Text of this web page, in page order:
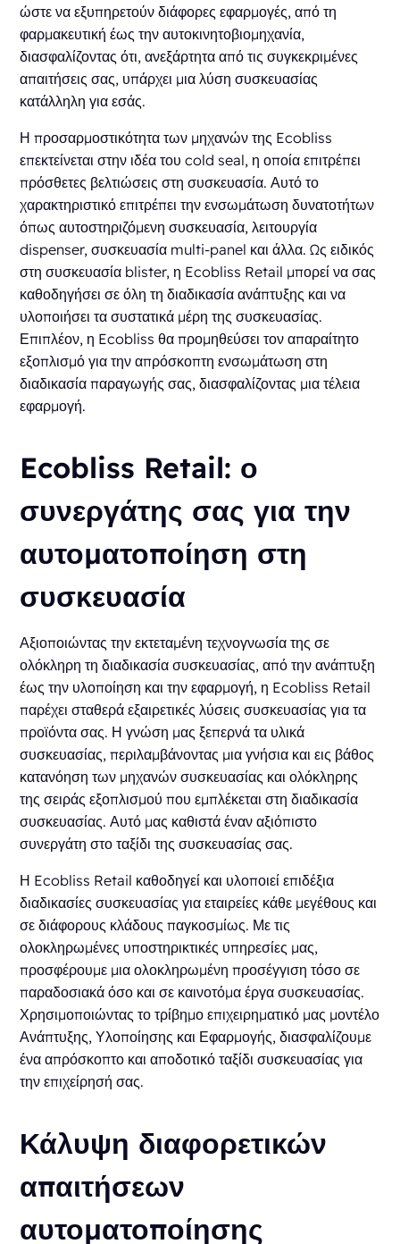
ώστε να εξυπηρετούν διάφορες εφαρμογές, από τη
φαρμακευτική έως την αυτοκινητοβιομηχανία,
διασφαλίζοντας ότι, ανεξάρτητα από τις συγκεκριμένες
απαιτήσεις σας, υπάρχει μια λύση συσκευασίας
κατάλληλη για εσάς.
Η προσαρμοστικότητα των μηχανών της Ecobliss
επεκτείνεται στην ιδέα του cold seal, η οποία επιτρέπει
πρόσθετες βελτιώσεις στη συσκευασία. Αυτό το
χαρακτηριστικό επιτρέπει την ενσωμάτωση δυνατοτήτων
όπως αυτοστηριζόμενη συσκευασία, λειτουργία
dispenser, συσκευασία multi-panel και άλλα. Ως ειδικός
στη συσκευασία blister, η Ecobliss Retail μπορεί να σας
καθοδηγήσει σε όλη τη διαδικασία ανάπτυξης και να
υλοποιήσει τα συστατικά μέρη της συσκευασίας.
Επιπλέον, η Ecobliss θα προμηθεύσει τον απαραίτητο
εξοπλισμό για την απρόσκοπτη ενσωμάτωση στη
διαδικασία παραγωγής σας, διασφαλίζοντας μια τέλεια
εφαρμογή.
Ecobliss Retail: ο
συνεργάτης σας για την
αυτοματοποίηση στη
συσκευασία
Αξιοποιώντας την εκτεταμένη τεχνογνωσία της σε
ολόκληρη τη διαδικασία συσκευασίας, από την ανάπτυξη
έως την υλοποίηση και την εφαρμογή, η Ecobliss Retail
παρέχει σταθερά εξαιρετικές λύσεις συσκευασίας για τα
προϊόντα σας. Η γνώση μας ξεπερνά τα υλικά
συσκευασίας, περιλαμβάνοντας μια γνήσια και εις βάθος
κατανόηση των μηχανών συσκευασίας και ολόκληρης
της σειράς εξοπλισμού που εμπλέκεται στη διαδικασία
συσκευασίας. Αυτό μας καθιστά έναν αξιόπιστο
συνεργάτη στο ταξίδι της συσκευασίας σας.
Η Ecobliss Retail καθοδηγεί και υλοποιεί επιδέξια
διαδικασίες συσκευασίας για εταιρείες κάθε μεγέθους και
σε διάφορους κλάδους παγκοσμίως. Με τις
ολοκληρωμένες υποστηρικτικές υπηρεσίες μας,
προσφέρουμε μια ολοκληρωμένη προσέγγιση τόσο σε
παραδοσιακά όσο και σε καινοτόμα έργα συσκευασίας.
Χρησιμοποιώντας το τρίβημο επιχειρηματικό μας μοντέλο
Ανάπτυξης, Υλοποίησης και Εφαρμογής, διασφαλίζουμε
ένα απρόσκοπτο και αποδοτικό ταξίδι συσκευασίας για
την επιχείρησή σας.
Κάλυψη διαφορετικών
απαιτήσεων
αυτοματοποίησης